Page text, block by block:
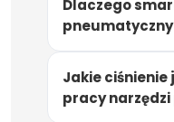
Dlaczego
Jakie
pracy